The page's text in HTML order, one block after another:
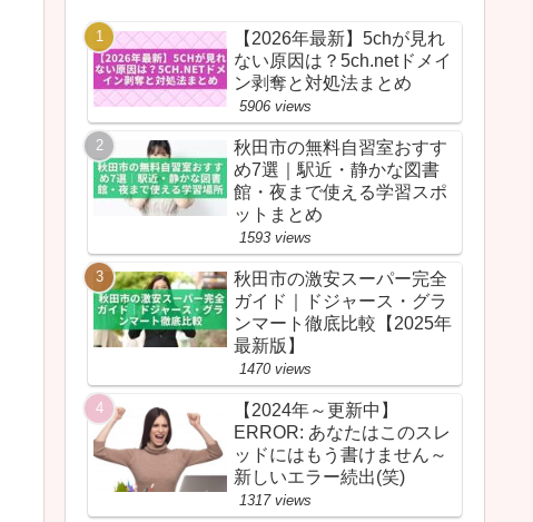
【2026年最新】5chが見れ
ない原因は？5ch.netドメイ
ン剥奪と対処法まとめ
5906 views
秋田市の無料自習室おすす
め7選｜駅近・静かな図書
館・夜まで使える学習スポ
ットまとめ
1593 views
秋田市の激安スーパー完全
ガイド｜ドジャース・グラ
ンマート徹底比較【2025年
最新版】
1470 views
【2024年～更新中】
ERROR: あなたはこのスレ
ッドにはもう書けません～
新しいエラー続出(笑)
1317 views